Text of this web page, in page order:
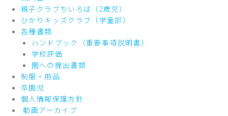
親子クラブちいろば（2歳児）
ひかりキッズクラブ（学童部）
各種書類
ハンドブック（重要事項説明書）
学校評価
園への提出書類
制服・用品
卒園児
個人情報保護方針
動画アーカイブ